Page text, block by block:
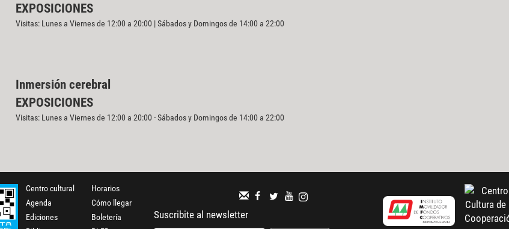
EXPOSICIONES
Visitas: Lunes a Viernes de 12:00 a 20:00 | Sábados y Domingos de 14:00 a 22:00
Inmersión cerebral
EXPOSICIONES
Visitas: Lunes a Viernes de 12:00 a 20:00 - Sábados y Domingos de 14:00 a 22:00
Centro cultural
Agenda
Ediciones
Horarios
Cómo llegar
Boletería
Suscribite al newsletter